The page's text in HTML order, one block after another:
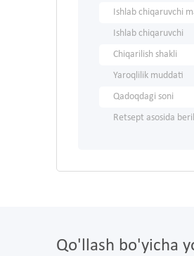
Ishlab chiqaruvchi
Ishlab chiqaruvchi
Chiqarilish shakli
Yaroqlilik muddati
Qadoqdagi soni
Retsept asosida
Qo'llash bo'yicha